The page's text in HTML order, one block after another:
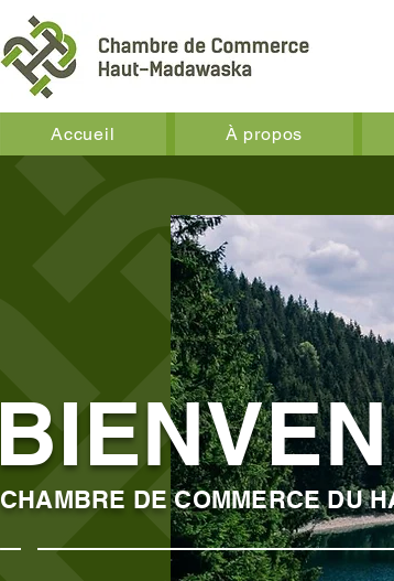
Accueil À propos
CHAMBRE DE COMMERCE DU